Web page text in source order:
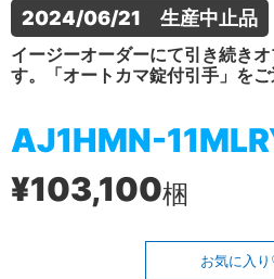
2024/06/21　生産中止品
イージーオーダーにて引き続き
す。「オートカマ錠付引手」をご
AJ1HMN-
¥103,100梱
お気に入り